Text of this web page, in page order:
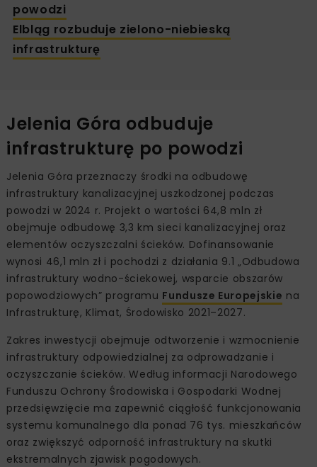
powodzi
Elbląg rozbuduje zielono-niebieską
infrastrukturę
Jelenia Góra odbuduje
infrastrukturę po powodzi
Jelenia Góra przeznaczy środki na odbudowę
infrastruktury kanalizacyjnej uszkodzonej podczas
powodzi w 2024 r. Projekt o wartości 64,8 mln zł
obejmuje odbudowę 3,3 km sieci kanalizacyjnej oraz
elementów oczyszczalni ścieków. Dofinansowanie
wynosi 46,1 mln zł i pochodzi z działania 9.1 „Odbudowa
infrastruktury wodno-ściekowej, wsparcie obszarów
popowodziowych” programu Fundusze Europejskie na
Infrastrukturę, Klimat, Środowisko 2021–2027.
Zakres inwestycji obejmuje odtworzenie i wzmocnienie
infrastruktury odpowiedzialnej za odprowadzanie i
oczyszczanie ścieków. Według informacji Narodowego
Funduszu Ochrony Środowiska i Gospodarki Wodnej
przedsięwzięcie ma zapewnić ciągłość funkcjonowania
systemu komunalnego dla ponad 76 tys. mieszkańców
oraz zwiększyć odporność infrastruktury na skutki
ekstremalnych zjawisk pogodowych.